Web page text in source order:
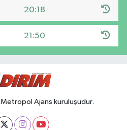
20:18
21:50
Metropol Ajans kuruluşudur.